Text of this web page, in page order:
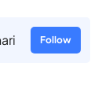
Follow